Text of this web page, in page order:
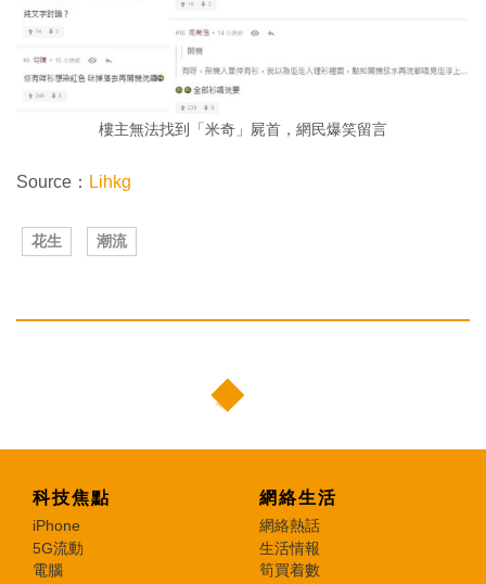
樓主無法找到「米奇」屍首，網民爆笑留言
Source： Lihkg
花生 潮流
科技焦點
iPhone
5G流動
電腦
網絡生活
網絡熱話
生活情報
筍買着數